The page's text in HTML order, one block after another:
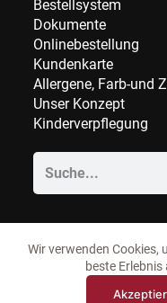
Wir verwenden Cookies,
beste
Bestellsystem
Dokumente
Onlinebestellung
Kundenkarte
Allergene, Farb-und
Unser Konzept
Kinderverpflegung